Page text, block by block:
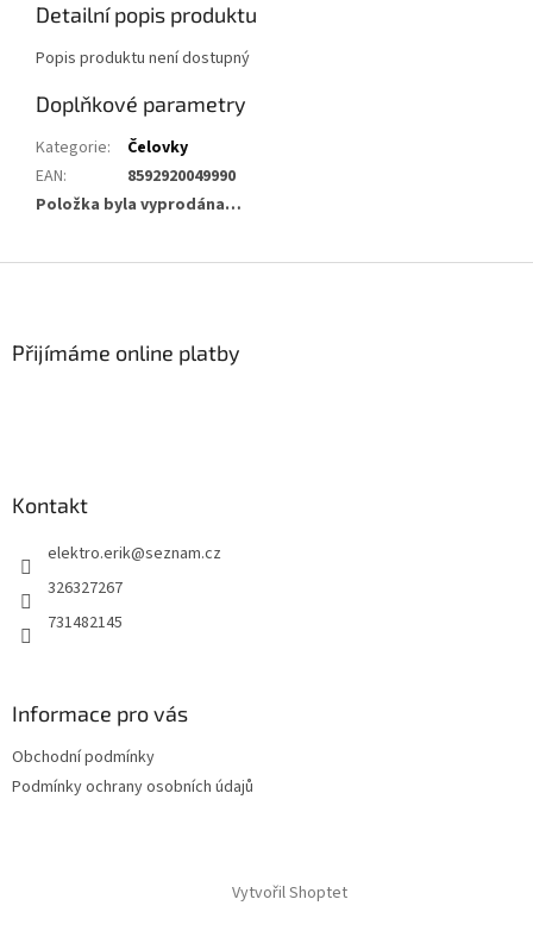
Detailní popis produktu
Popis produktu není dostupný
Doplňkové parametry
Kategorie:
Čelovky
EAN:
8592920049990
Položka byla vyprodána…
Přijímáme online platby
Kontakt
elektro.erik@seznam.cz
326327267
731482145
Informace pro vás
Obchodní podmínky
Podmínky ochrany osobních údajů
Vytvořil Shoptet